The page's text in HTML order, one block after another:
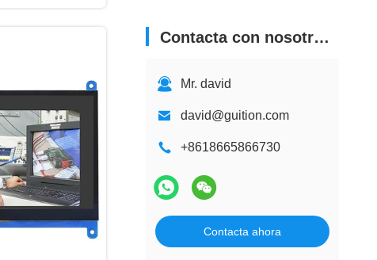
Contacta con nosotros
Mr. david
david@guition.com
+8618665866730
Contacta ahora